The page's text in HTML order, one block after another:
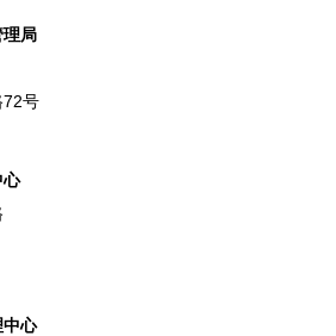
理局
72号
心
中心